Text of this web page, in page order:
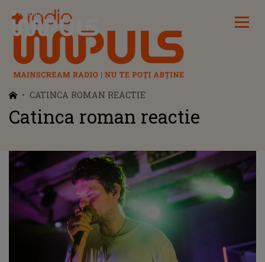
Radio Impuls
CATINCA ROMAN REACTIE
Catinca roman reactie